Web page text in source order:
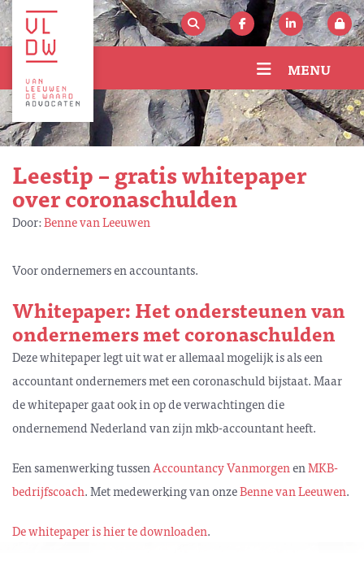
MENU
Leestip – gratis whitepaper
over coronaschulden
Door:Benne van Leeuwen
Voor ondernemers en accountants.
Whitepaper:Het ondersteunen van
ondernemers met coronaschulden
Deze whitepaper legt uit wat er allemaal mogelijk is als een
accountant ondernemers met een coronaschuld bijstaat. Maar
de whitepaper gaat ook in op de verwachtingen die
ondernemend Nederland van zijn mkb-accountant heeft.
Een samenwerking tussenAccountancy VanmorgenenMKB-
bedrijfscoach. Met medewerking van onzeBenne van Leeuwen.
De whitepaper is hier te downloaden.